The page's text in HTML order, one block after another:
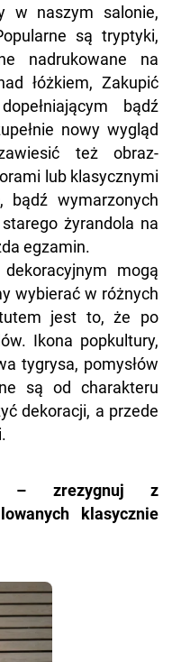
w naszym salonie,
są tryptyki,
nadrukowane na
łóżkiem, Zakupić
bądź
nowy wygląd
też obraz-
lub klasycznymi
bądź wymarzonych
żyrandola na
egzamin.
mogą
wybierać w różnych
jest to, że po
Ikona popkultury,
tygrysa, pomysłów
są od charakteru
dekoracji, a przede
– zrezygnuj z
klasycznie